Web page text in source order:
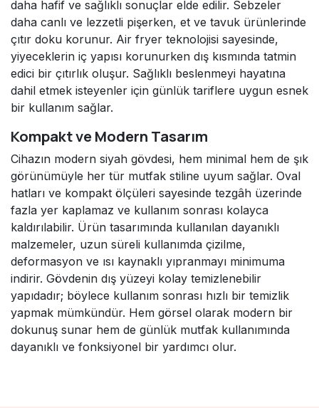
daha hafif ve sağlıklı sonuçlar elde edilir. Sebzeler
daha canlı ve lezzetli pişerken, et ve tavuk ürünlerinde
çıtır doku korunur. Air fryer teknolojisi sayesinde,
yiyeceklerin iç yapısı korunurken dış kısmında tatmin
edici bir çıtırlık oluşur. Sağlıklı beslenmeyi hayatına
dahil etmek isteyenler için günlük tariflere uygun esnek
bir kullanım sağlar.
Kompakt ve Modern Tasarım
Cihazın modern siyah gövdesi, hem minimal hem de şık
görünümüyle her tür mutfak stiline uyum sağlar. Oval
hatları ve kompakt ölçüleri sayesinde tezgâh üzerinde
fazla yer kaplamaz ve kullanım sonrası kolayca
kaldırılabilir. Ürün tasarımında kullanılan dayanıklı
malzemeler, uzun süreli kullanımda çizilme,
deformasyon ve ısı kaynaklı yıpranmayı minimuma
indirir. Gövdenin dış yüzeyi kolay temizlenebilir
yapıdadır; böylece kullanım sonrası hızlı bir temizlik
yapmak mümkündür. Hem görsel olarak modern bir
dokunuş sunar hem de günlük mutfak kullanımında
dayanıklı ve fonksiyonel bir yardımcı olur.